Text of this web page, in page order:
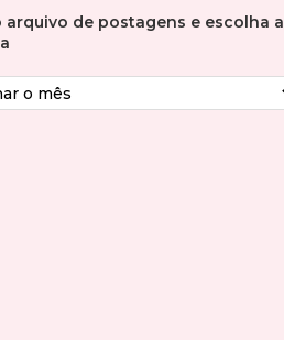
arquivo de postagens e escolha a